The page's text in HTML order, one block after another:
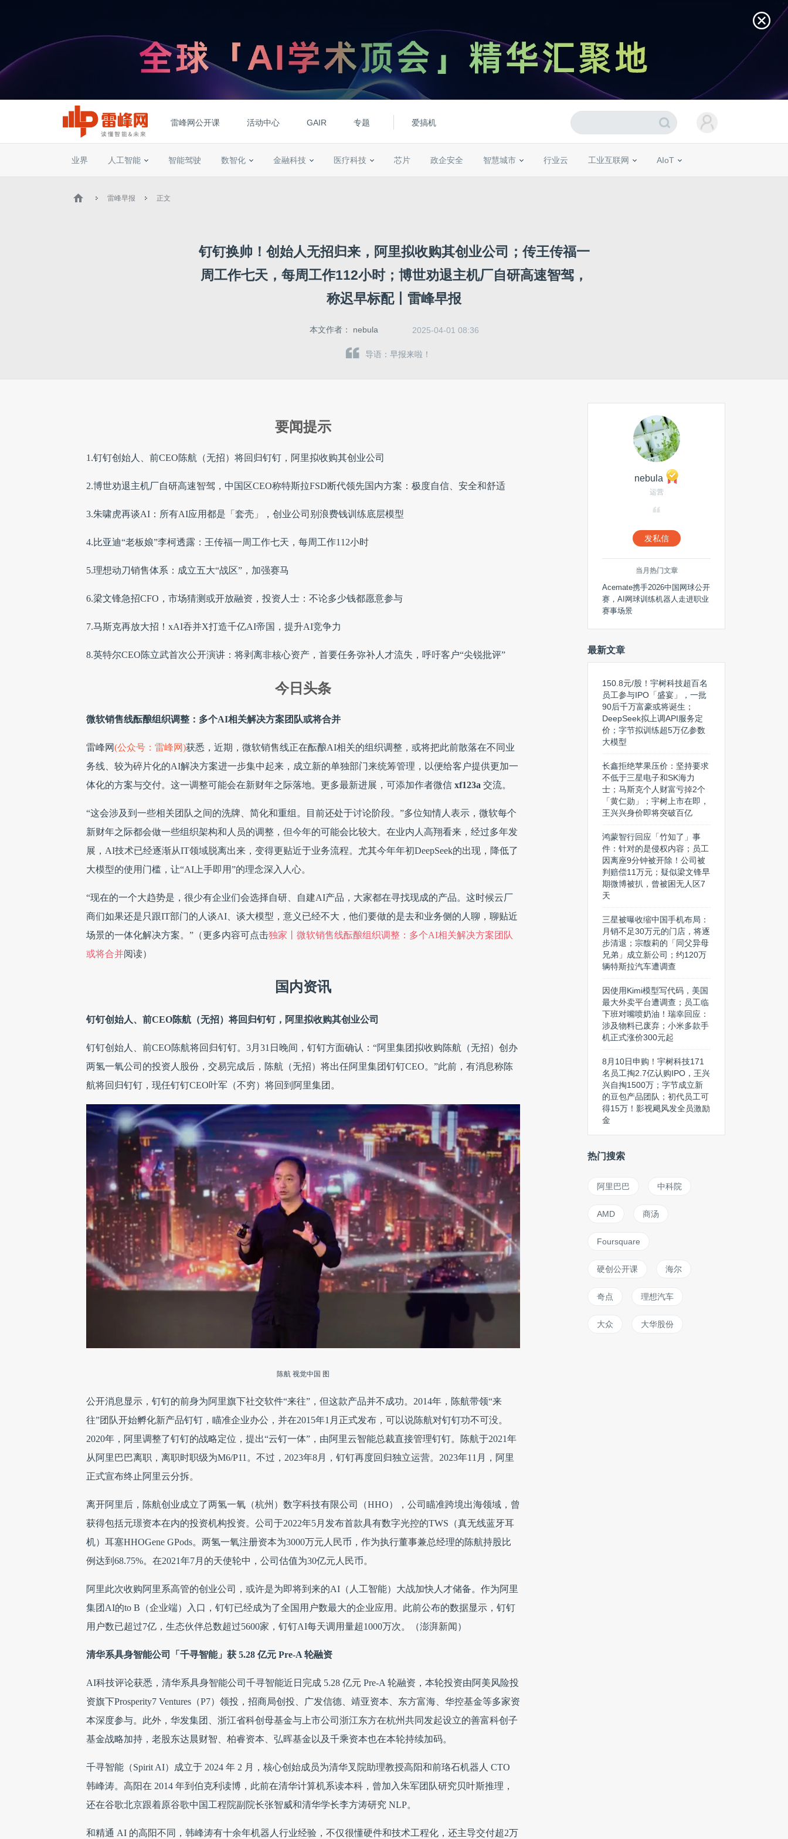
雷峰网公开课 活动中心 GAIR 专题 爱搞机
业界 人工智能 智能驾驶 数智化 金融科技 医疗科技 芯片 政企安全 智慧城市 行业云 工业互联网 AIoT
雷峰早报 正文
钉钉换帅！创始人无招归来，阿里拟收购其创业公司；传王传福一
周工作七天，每周工作112小时；博世劝退主机厂自研高速智驾，
称迟早标配丨雷峰早报
本文作者： nebula 2025-04-01 08:36
导语：早报来啦！
要闻提示
1.钉钉创始人、前CEO陈航（无招）将回归钉钉，阿里拟收购其创业公司
2.博世劝退主机厂自研高速智驾，中国区CEO称特斯拉FSD断代领先国内方案：极度自信、安全和舒适
3.朱啸虎再谈AI：所有AI应用都是「套壳」，创业公司别浪费钱训练底层模型
4.比亚迪“老板娘”李柯透露：王传福一周工作七天，每周工作112小时
5.理想动刀销售体系：成立五大“战区”，加强赛马
6.梁文锋急招CFO，市场猜测或开放融资，投资人士：不论多少钱都愿意参与
7.马斯克再放大招！xAI吞并X打造千亿AI帝国，提升AI竞争力
8.英特尔CEO陈立武首次公开演讲：将剥离非核心资产，首要任务弥补人才流失，呼吁客户“尖锐批评”
今日头条
微软销售线酝酿组织调整：多个AI相关解决方案团队或将合并
雷峰网(公众号：雷峰网)获悉，近期，微软销售线正在酝酿AI相关的组织调整，或将把此前散落在不同业
务线、较为碎片化的AI解决方案进一步集中起来，成立新的单独部门来统筹管理，以便给客户提供更加一
体化的方案与交付。这一调整可能会在新财年之际落地。更多最新进展，可添加作者微信 xf123a 交流。
“这会涉及到一些相关团队之间的洗牌、简化和重组。目前还处于讨论阶段。”多位知情人表示，微软每个
新财年之际都会做一些组织架构和人员的调整，但今年的可能会比较大。在业内人高翔看来，经过多年发
展，AI技术已经逐渐从IT领域脱离出来，变得更贴近于业务流程。尤其今年年初DeepSeek的出现，降低了
大模型的使用门槛，让“AI上手即用”的理念深入人心。
“现在的一个大趋势是，很少有企业们会选择自研、自建AI产品，大家都在寻找现成的产品。这时候云厂
商们如果还是只跟IT部门的人谈AI、谈大模型，意义已经不大，他们要做的是去和业务侧的人聊，聊贴近
场景的一体化解决方案。”（更多内容可点击独家丨微软销售线酝酿组织调整：多个AI相关解决方案团队
或将合并阅读）
国内资讯
钉钉创始人、前CEO陈航（无招）将回归钉钉，阿里拟收购其创业公司
钉钉创始人、前CEO陈航将回归钉钉。3月31日晚间，钉钉方面确认：“阿里集团拟收购陈航（无招）创办
两氢一氧公司的投资人股份，交易完成后，陈航（无招）将出任阿里集团钉钉CEO。”此前，有消息称陈
航将回归钉钉，现任钉钉CEO叶军（不穷）将回到阿里集团。
陈航 视觉中国 图
公开消息显示，钉钉的前身为阿里旗下社交软件“来往”，但这款产品并不成功。2014年，陈航带领“来
往”团队开始孵化新产品钉钉，瞄准企业办公，并在2015年1月正式发布，可以说陈航对钉钉功不可没。
2020年，阿里调整了钉钉的战略定位，提出“云钉一体”，由阿里云智能总裁直接管理钉钉。陈航于2021年
从阿里巴巴离职，离职时职级为M6/P11。不过，2023年8月，钉钉再度回归独立运营。2023年11月，阿里
正式宣布终止阿里云分拆。
离开阿里后，陈航创业成立了两氢一氧（杭州）数字科技有限公司（HHO），公司瞄准跨境出海领域，曾
获得包括元璟资本在内的投资机构投资。公司于2022年5月发布首款具有数字光控的TWS（真无线蓝牙耳
机）耳塞HHOGene GPods。两氢一氧注册资本为3000万元人民币，作为执行董事兼总经理的陈航持股比
例达到68.75%。在2021年7月的天使轮中，公司估值为30亿元人民币。
阿里此次收购阿里系高管的创业公司，或许是为即将到来的AI（人工智能）大战加快人才储备。作为阿里
集团AI的to B（企业端）入口，钉钉已经成为了全国用户数最大的企业应用。此前公布的数据显示，钉钉
用户数已超过7亿，生态伙伴总数超过5600家，钉钉AI每天调用量超1000万次。（澎湃新闻）
清华系具身智能公司「千寻智能」获 5.28 亿元 Pre-A 轮融资
AI科技评论获悉，清华系具身智能公司千寻智能近日完成 5.28 亿元 Pre-A 轮融资，本轮投资由阿美风险投
资旗下Prosperity7 Ventures（P7）领投，招商局创投、广发信德、靖亚资本、东方富海、华控基金等多家资
本深度参与。此外，华发集团、浙江省科创母基金与上市公司浙江东方在杭州共同发起设立的善富科创子
基金战略加持，老股东达晨财智、柏睿资本、弘晖基金以及千乘资本也在本轮持续加码。
千寻智能（Spirit AI）成立于 2024 年 2 月，核心创始成员为清华叉院助理教授高阳和前珞石机器人 CTO
韩峰涛。高阳在 2014 年到伯克利读博，此前在清华计算机系读本科，曾加入朱军团队研究贝叶斯推理，
还在谷歌北京跟着原谷歌中国工程院副院长张智威和清华学长李方涛研究 NLP。
和精通 AI 的高阳不同，韩峰涛有十余年机器人行业经验，不仅很懂硬件和技术工程化，还主导交付超2万
nebula
运营
发私信
当月热门文章
Acemate携手2026中国网球公开
赛，AI网球训练机器人走进职业
赛事场景
最新文章
150.8元/股！宇树科技超百名
员工参与IPO「盛宴」，一批
90后千万富豪或将诞生；
DeepSeek拟上调API服务定
价；字节拟训练超5万亿参数
大模型
长鑫拒绝苹果压价：坚持要求
不低于三星电子和SK海力
士；马斯克个人财富亏掉2个
「黄仁勋」；宇树上市在即，
王兴兴身价即将突破百亿
鸿蒙智行回应「竹知了」事
件：针对的是侵权内容；员工
因离座9分钟被开除！公司被
判赔偿11万元；疑似梁文锋早
期微博被扒，曾被困无人区7
天
三星被曝收缩中国手机布局：
月销不足30万元的门店，将逐
步清退；宗馥莉的「同父异母
兄弟」成立新公司；约120万
辆特斯拉汽车遭调查
因使用Kimi模型写代码，美国
最大外卖平台遭调查；员工临
下班对嘴喷奶油！瑞幸回应：
涉及物料已废弃；小米多款手
机正式涨价300元起
8月10日申购！宇树科技171
名员工掏2.7亿认购IPO，王兴
兴自掏1500万；字节成立新
的豆包产品团队；初代员工可
得15万！影视飓风发全员激励
金
热门搜索
阿里巴巴 中科院
AMD 商汤
Foursquare
硬创公开课 海尔
奇点 理想汽车
大众 大华股份